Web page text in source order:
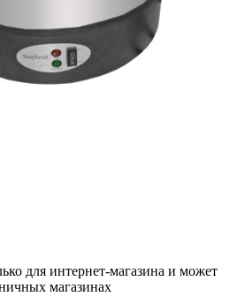
для интернет-магазина и может
магазинах